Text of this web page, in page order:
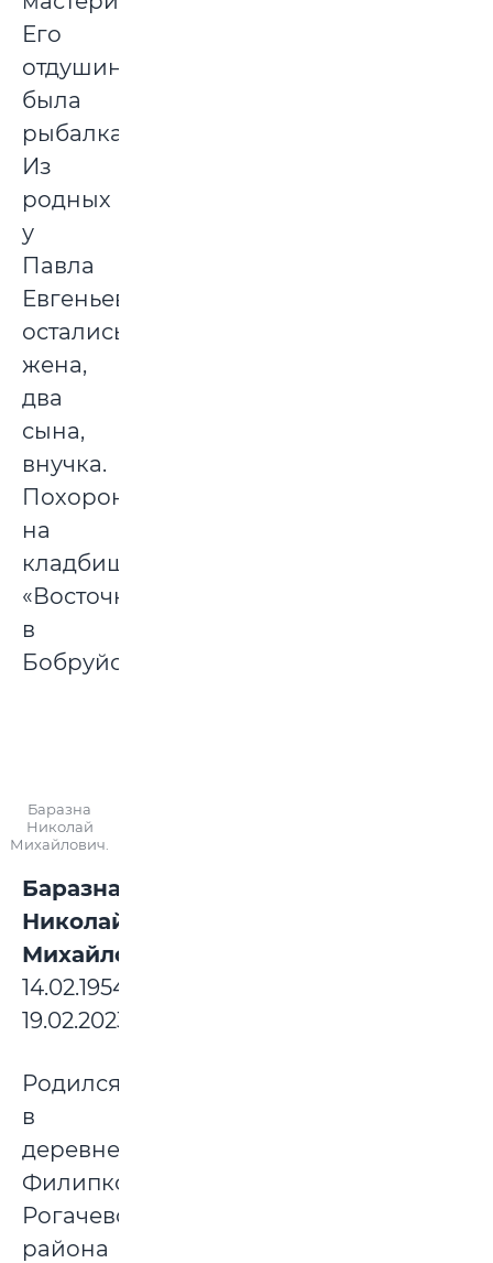
Его
отдушиной
была
рыбалка.
Из
родных
у
Павла
Евгеньевича
остались
жена,
два
сына,
внучка.
Похоронен
на
кладбище
«Восточное»
в
Бобруйске.
Баразна
Николай
Михайлович.
Баразна
Николай
Михайлович:
14.02.1954-
19.02.2023
Родился
в
деревне
Филипковичи
Рогачевского
района